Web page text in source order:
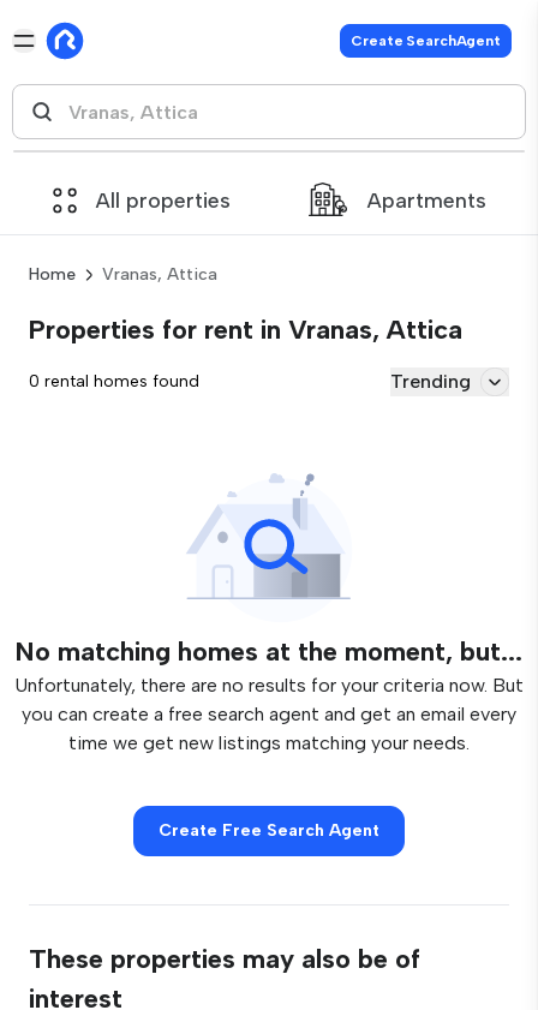
Create SearchAgent
All properties Apartments
Home Vranas, Attica
Properties for rent in Vranas, Attica
0 rental homes found Trending
No matching homes at the moment, but...
Unfortunately, there are no results for your criteria now. But
you can create a free search agent and get an email every
time we get new listings matching your needs.
Create Free Search Agent
These properties may also be of
interest